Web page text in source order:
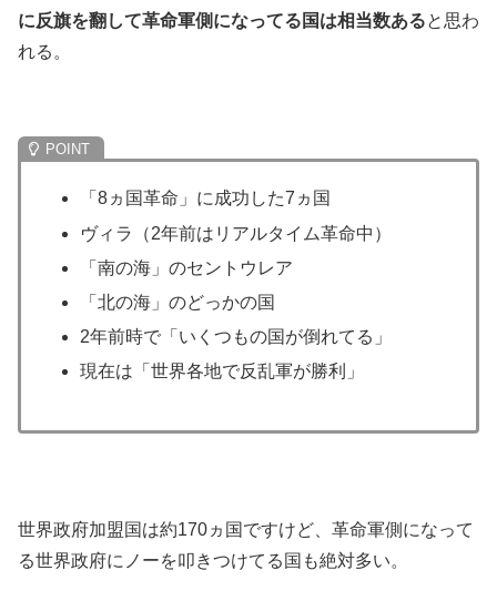
に反旗を翻して革命軍側になってる国は相当数あると思わ
れる。
「8ヵ国革命」に成功した7ヵ国
ヴィラ（2年前はリアルタイム革命中）
「南の海」のセントウレア
「北の海」のどっかの国
2年前時で「いくつもの国が倒れてる」
現在は「世界各地で反乱軍が勝利」
世界政府加盟国は約170ヵ国ですけど、革命軍側になって
る世界政府にノーを叩きつけてる国も絶対多い。